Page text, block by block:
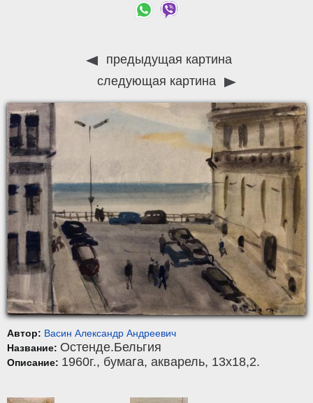
предыдущая картина
следующая картина
Автор: Васин Александр Андреевич
Название: Остенде.Бельгия
Описание: 1960г., бумага, акварель, 13x18,2.